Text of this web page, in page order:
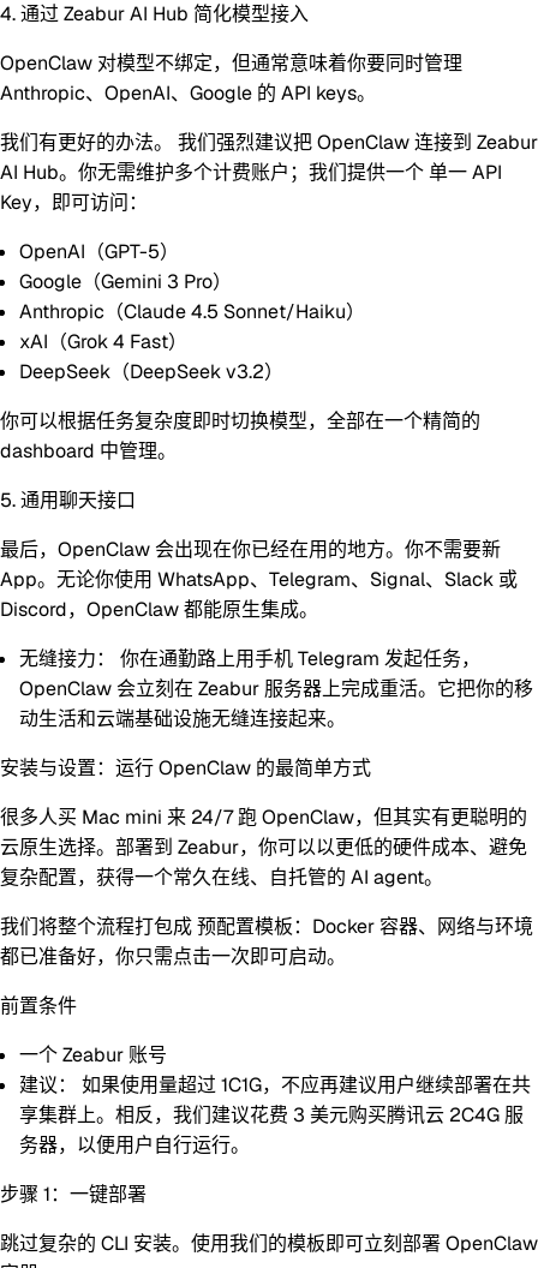
4. 通过 Zeabur AI Hub 简化模型接入
OpenClaw 对模型不绑定，但通常意味着你要同时管理
Anthropic、OpenAI、Google 的 API keys。
我们有更好的办法。
我们强烈建议把 OpenClaw 连接到 Zeabur
AI Hub。你无需维护多个计费账户；我们提供一个单一 API
Key，即可访问：
OpenAI（GPT-5）
Google（Gemini 3 Pro）
Anthropic（Claude 4.5 Sonnet/Haiku）
xAI（Grok 4 Fast）
DeepSeek（DeepSeek v3.2）
你可以根据任务复杂度即时切换模型，全部在一个精简的
dashboard 中管理。
5. 通用聊天接口
最后，OpenClaw 会出现在你已经在用的地方。你不需要新
App。无论你使用 WhatsApp、Telegram、Signal、Slack 或
Discord，OpenClaw 都能原生集成。
无缝接力：
你在通勤路上用手机 Telegram 发起任务，
OpenClaw 会立刻在 Zeabur 服务器上完成重活。它把你的移
动生活和云端基础设施无缝连接起来。
安装与设置：运行 OpenClaw 的最简单方式
很多人买 Mac mini 来 24/7 跑 OpenClaw，但其实有更聪明的
云原生选择。部署到 Zeabur，你可以以更低的硬件成本、避免
复杂配置，获得一个常久在线、自托管的 AI agent。
我们将整个流程打包成预配置模板：Docker 容器、网络与环境
都已准备好，你只需点击一次即可启动。
前置条件
一个 Zeabur 账号
建议：
如果使用量超过 1C1G，不应再建议用户继续部署在共
享集群上。相反，我们建议花费 3 美元购买腾讯云 2C4G 服
务器，以便用户自行运行。
步骤 1：一键部署
跳过复杂的 CLI 安装。使用我们的模板即可立刻部署 OpenClaw